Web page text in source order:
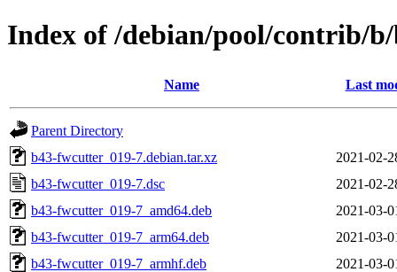
Index of /debian/pool/contrib/
Name Last
Parent Directory
b43-fwcutter_019-7.debian.tar.xz
2021-02-
b43-fwcutter_019-7.dsc
2021-02-
b43-fwcutter_019-7_amd64.deb
2021-03-
b43-fwcutter_019-7_arm64.deb
2021-03-
b43-fwcutter_019-7_armhf.deb
2021-03-